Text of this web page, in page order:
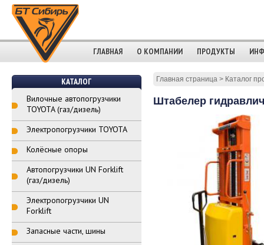
ГЛАВНАЯ О КОМПАНИИ ПРОДУКТЫ
КАТАЛОГ
Вилочные автопогрузчики
TOYOTA (газ/дизель)
Электропогрузчики TOYOTA
Колёсные опоры
Автопогрузчики UN Forklift
(газ/дизель)
Электропогрузчики UN
Forklift
Запасные части, шины
Главная страница> Каталог
Штабелер